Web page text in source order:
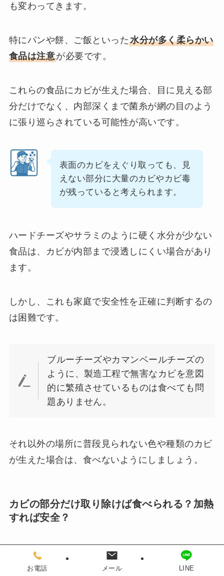
も変わってきます。
特にパンや餅、ご飯といった水分が多く柔らかい
食品は注意が必要です。
これらの食品にカビが生えた場合、目に見える部
分だけでなく、内部深くまで菌糸が網の目のよう
に張り巡らされている可能性が高いです。
表面のカビをえぐり取っても、見
えない部分に大量のカビやカビ毒
が残っていると考えられます。
ハードチーズやサラミのように硬く水分が少ない
食品は、カビが内部まで浸透しにくい場合があり
ます。
しかし、これも家庭で安全性を正確に判断するの
は困難です。
ブルーチーズやカマンベールチーズの
ように、製造工程で無害なカビを意図
的に繁殖させているものは食べても問
題ありません。
それ以外の場所に普段見られない色や種類のカビ
が生えた場合は、食べないようにしましょう。
カビの部分だけ取り除けば食べられる？加熱
すれば安全？
お電話 メール LINE